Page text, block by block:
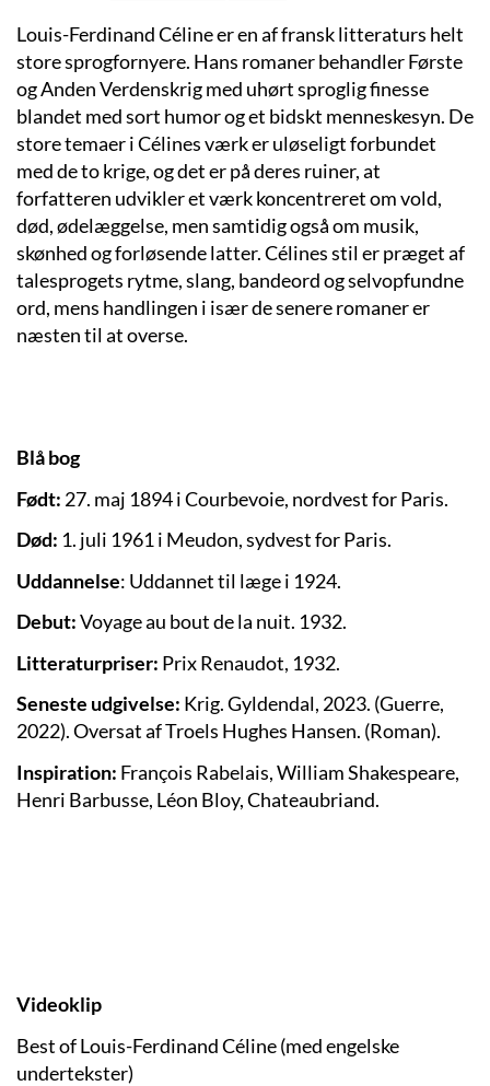
Louis-Ferdinand Céline er en af fransk litteraturs helt
store sprogfornyere. Hans romaner behandler Første
og Anden Verdenskrig med uhørt sproglig finesse
blandet med sort humor og et bidskt menneskesyn. De
store temaer i Célines værk er uløseligt forbundet
med de to krige, og det er på deres ruiner, at
forfatteren udvikler et værk koncentreret om vold,
død, ødelæggelse, men samtidig også om musik,
skønhed og forløsende latter. Célines stil er præget af
talesprogets rytme, slang, bandeord og selvopfundne
ord, mens handlingen i især de senere romaner er
næsten til at overse.
Blå bog
Født: 27. maj 1894 i Courbevoie, nordvest for Paris.
Død: 1. juli 1961 i Meudon, sydvest for Paris.
Uddannelse: Uddannet til læge i 1924.
Debut:Voyage au bout de la nuit. 1932.
Litteraturpriser: Prix Renaudot, 1932.
Seneste udgivelse: Krig. Gyldendal, 2023. (Guerre,
2022). Oversat af Troels Hughes Hansen. (Roman).
Inspiration: François Rabelais, William Shakespeare,
Henri Barbusse, Léon Bloy, Chateaubriand.
Videoklip
Best of Louis-Ferdinand Céline (med engelske
undertekster)